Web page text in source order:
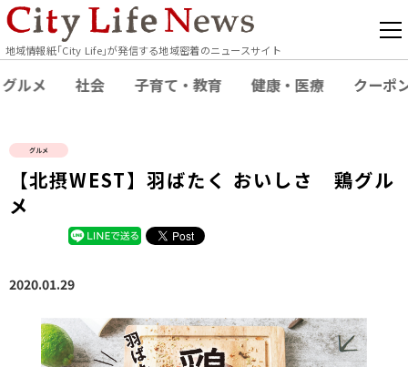
地域情報紙｢City Life｣が発信する地域密着のニュースサイト
グルメ 社会 子育て・教育 健康・医療 クーポ
グルメ
【北摂WEST】羽ばたく おいしさ 鶏グル
メ
2020.01.29